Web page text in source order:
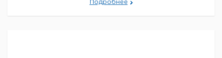
Подробнее